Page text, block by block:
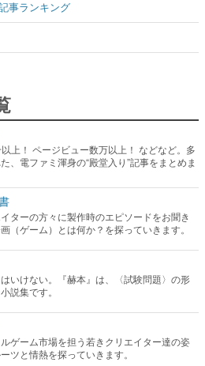
、電ファミ渾身の“殿堂入り”記事をまとめま
ターの方々に製作時のエピソードをお聞き
（ゲーム）とは何か？を探っていきます。
いけない。『赫本』は、〈試験問題〉の形
説集です。
ゲーム市場を担う若きクリエイター達の姿
ツと情熱を探っていきます。
家たち
を受けた作家さんに取材し、ゲームが日本
カルチャーに与えた影響を探る企画です。